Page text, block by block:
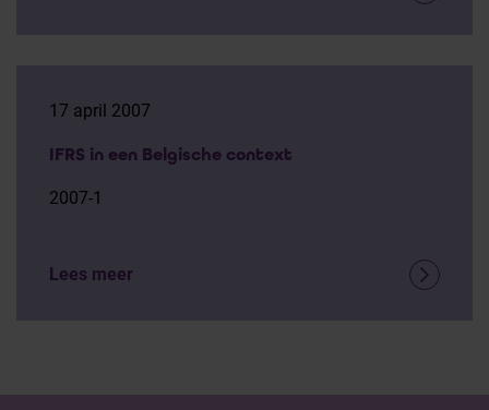
17 april 2007
IFRS in een Belgische context
2007-1
Lees meer